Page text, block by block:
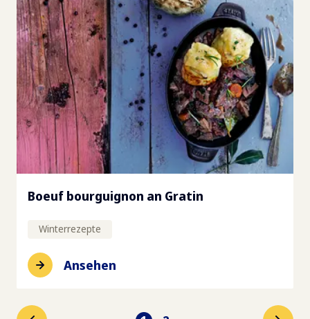
Boeuf bourguignon an Gratin
Winterrezepte
Ansehen